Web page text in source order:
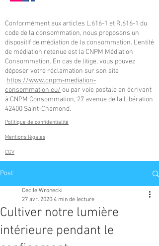
Conformément aux articles L.616-1 et R.616-1 du
code de la consommation, nous proposons un
dispositif de médiation de la consommation. L’entité
de médiation retenue est la CNPM Médiation
Consommation. En cas de litige, vous pouvez
déposer votre réclamation sur son site
https://www.cnpm-mediation-
consommation.eu/ ou par voie postale en écrivant
à CNPM Consommation, 27 avenue de la Libération
42400 Saint-Chamond.
Politique de confidentialité
Mentions légales
CGV
Post
Cultiver notre lumière
intérieure pendant le
Cecile Wronecki
27 avr. 2020 4 min de lecture